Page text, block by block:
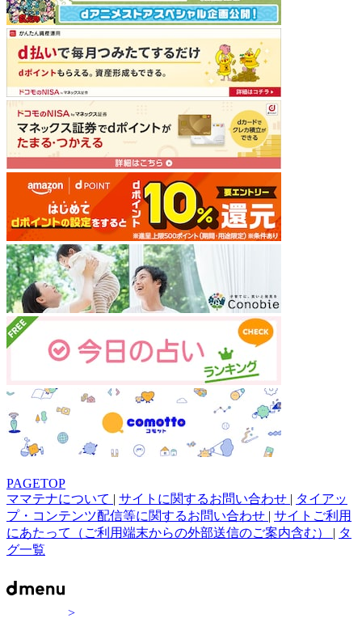
PAGETOP
ママテナについて | サイトに関するお問い合わせ | タイアッ
プ・コンテンツ配信等に関するお問い合わせ | サイトご利用
にあたって（ご利用端末からの外部送信のご案内含む） | タ
グ一覧
>